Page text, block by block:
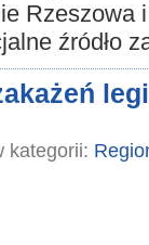
Rzeszowa
źródło
kategorii: